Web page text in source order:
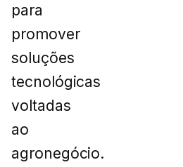
para
promover
soluções
tecnológicas
voltadas
ao
agronegócio.